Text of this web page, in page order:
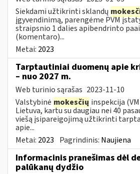
Siekdami užtikrinti sklandų
įgyvendinimą, parengėme PVM
straipsnio 1 dalies apibendrinto
(komentaro)...
Metai: 2023
Tarptautiniai duomenų apie
– nuo 2027 m.
Web turinio sąrašas 2023-11-10
Valstybinė mokesčių inspekcija
Lietuva, kartu su daugiau nei 40
viešą įsipareigojimą užtikrinti
apie...
Metai: 2023 Pagrindinis: Naujiena
Informacinis pranešimas dėl
palūkanų dydžio